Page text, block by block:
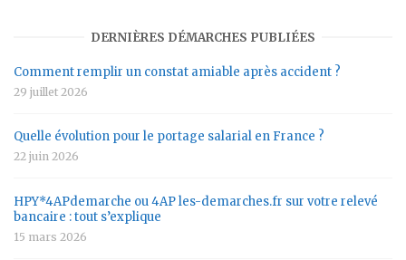
DERNIÈRES DÉMARCHES PUBLIÉES
Comment remplir un constat amiable après accident ?
29 juillet 2026
Quelle évolution pour le portage salarial en France ?
22 juin 2026
HPY*4APdemarche ou 4AP les-demarches.fr sur votre relevé
bancaire : tout s’explique
15 mars 2026